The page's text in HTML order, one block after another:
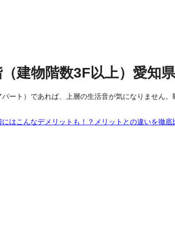
建物階数3F以上） 愛知
ート）であれば、上層の生活音が気になりません
はこんなデメリットも！？メリットとの違いを徹底